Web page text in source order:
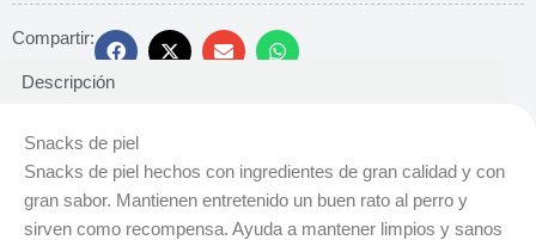
Compartir:
Descripción
Snacks de piel
Snacks de piel hechos con ingredientes de gran calidad y con
gran sabor. Mantienen entretenido un buen rato al perro y
sirven como recompensa. Ayuda a mantener limpios y sanos